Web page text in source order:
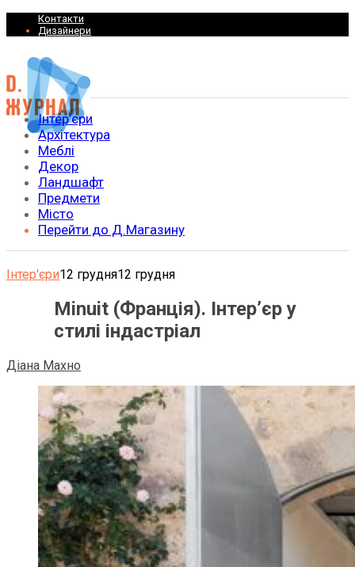
Контакти
Дизайнери
Інтер’єри
Архітектура
Меблі
Декор
Ландшафт
Предмети
Місто
Перейти до Д.Магазину
Інтер'єри12 грудня12 грудня
Minuit (Франція). Iнтер’єр у
стилі індастріал
Діана Махно